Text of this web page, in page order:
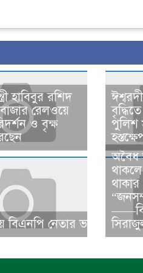
হাবিবুর রশিদ
রেলওয়ে
ও বৃক্ষ
পুলিশ
বিএনপি নেতার ভাতিজাকে
​​অবৈধ